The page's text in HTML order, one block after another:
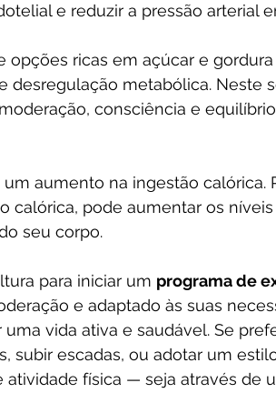
e reduzir a pressão arterial
ricas em açúcar e
desregulação metabólica. Neste
consciência e
aumento na ingestão calórica.
calórica, pode aumentar os
seu corpo.
para iniciar um programa de
e adaptado às suas
vida ativa e saudável. Se
subir escadas, ou adotar um
atividade física — seja através de